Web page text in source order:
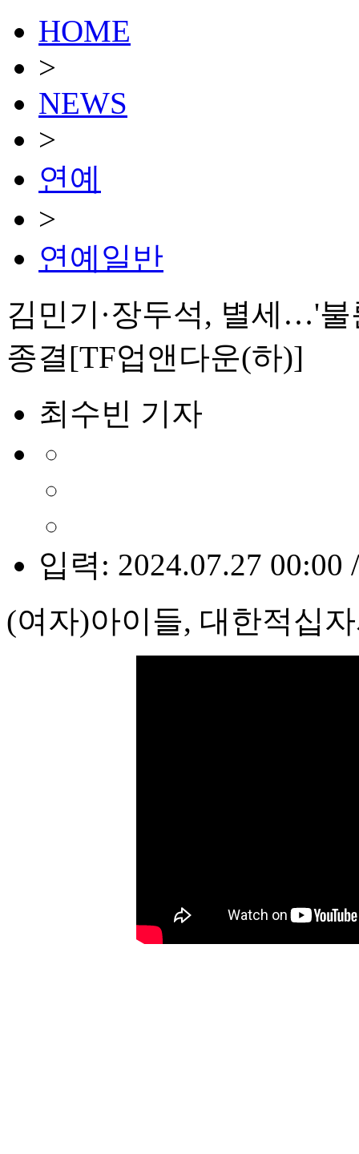
HOME
>
NEWS
>
연예
>
연예일반
김민기·장두석, 별세…'
종결[TF업앤다운(하)]
최수빈 기자
입력: 2024.07.27 00:00
(여자)아이들, 대한적십